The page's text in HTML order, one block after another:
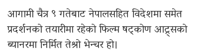
आगामी चैत्र ९ गतेबाट नेपालसहित विदेशमा समेत
प्रदर्शनको तयारीमा रहेको फिल्म षट्कोण आट्र्सको
ब्यानरमा निर्मित तेश्रो भेन्चर हो।